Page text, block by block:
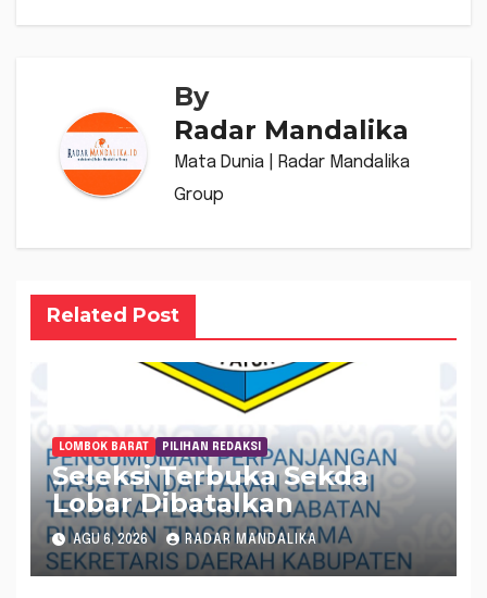
By
Radar Mandalika
Mata Dunia | Radar Mandalika
Group
Related Post
LOMBOK BARAT PILIHAN REDAKSI
Seleksi Terbuka Sekda
Lobar Dibatalkan
AGU 6, 2026 RADAR MANDALIKA